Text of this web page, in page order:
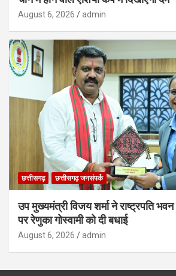
August 6, 2026 admin
छत्तीसगढ़ छत्तीसगढ़ जनसंपर्क
उप मुख्यमंत्री विजय शर्मा ने राष्ट्रपति
पर रेणुका गोस्वामी को दी बधाई
August 6, 2026 admin